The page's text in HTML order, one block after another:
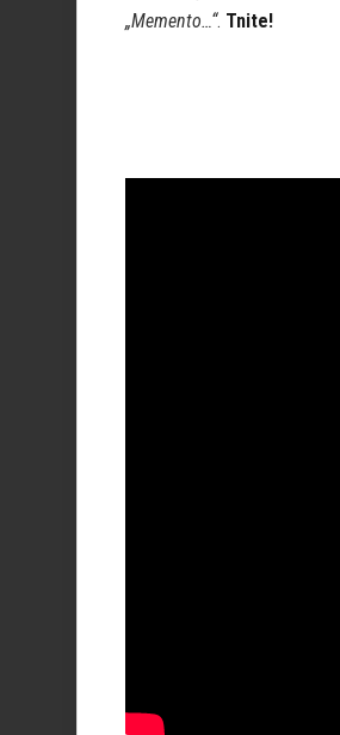
„Memento…“. Tnite!